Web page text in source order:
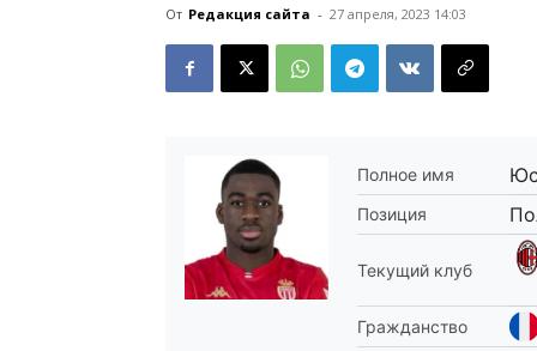
От Редакция сайта - 27 апреля, 2023 14:03
Полное имя
Позиция
Текущий клуб
Гражданство